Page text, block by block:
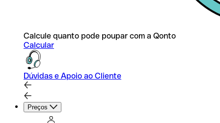
Calcule quanto pode poupar com a Qonto
Calcular
Dúvidas e Apoio ao Cliente
Preços